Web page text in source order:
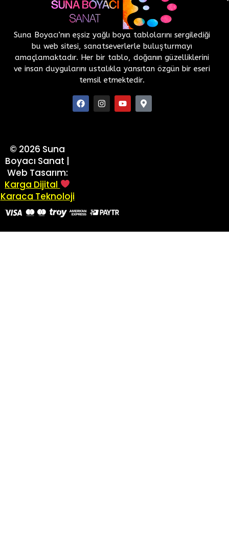
Suna Boyacı’nın eşsiz yağlı boya tablolarını sergilediği
bu web sitesi, sanatseverlerle buluşturmayı
amaçlamaktadır. Her bir tablo, doğanın güzelliklerini
ve insan duygularını ustalıkla yansıtan özgün bir eseri
temsil etmektedir.
© 2026 Suna
Boyacı Sanat |
Web Tasarım:
Karga Dijital
Karaca Teknoloji